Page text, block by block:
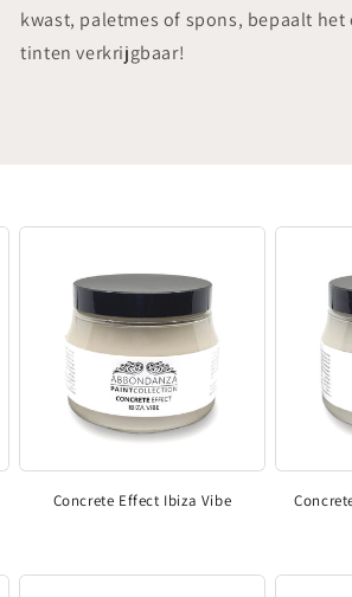
kwast, paletmes of spons, bepaalt
tinten verkrijgbaar!
Concrete Effect Ibiza Vibe